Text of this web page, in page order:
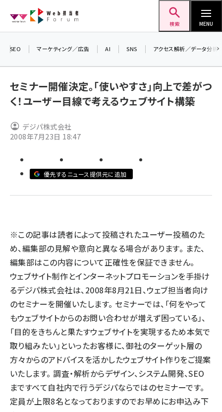
ン
検索 MENU
ai (2801)
note (2310)
llmo (1160)
SEO マーケティング／広告 AI SNS アクセス解析／データ分析
セミナー開催決定。「使いやすさ」向上で差がつ
く！ユーザー目線で考えるウェブサイト構築
デジパ株式会社
2008年7月23日 18:47
優先するニュース提供元に追加
※この記事は読者によって投稿されたユーザー投稿のた
め、編集部の見解や意向と異なる場合があります。 また、
編集部はこの内容について正確性を保証できません。
ウェブサイト制作とインターネットプロモーションを手掛け
るデジパ株式会社は、2008年8月21日、ウェブ担当者向け
のセミナーを開催いたします。 セミナーでは、「何をやって
もウェブサイトからのお問い合わせが増えず困っている」、
「目的をきちんと果たすウェブサイトを実現するため本気で
取り組みたい」といったお客様に、御社のターゲット層の
方々からのアドバイスを活かしたウェブサイト作りをご提案
いたします。 調査・解析からデザイン、システム開発、SEO
まですべて自社内で行うデジパならではのセミナーです。
定員が上限8名となっておりますのでお早めにお申込み下
差